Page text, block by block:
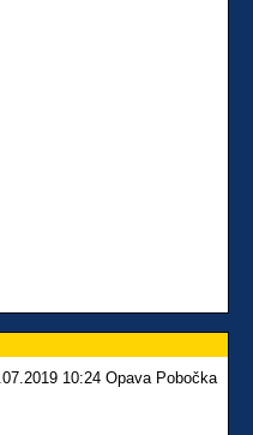
10:24 Opava Pobočka